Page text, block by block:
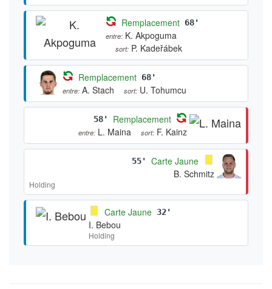
Remplacement 68'
entre: K. Akpoguma
sort: P. Kadeřábek
Remplacement 68'
entre: A. Stach sort: U. Tohumcu
58' Remplacement
entre: L. Maina sort: F. Kainz
55'
Carte Jaune
B. Schmitz
Holding
Carte Jaune 32'
I. Bebou
Holding